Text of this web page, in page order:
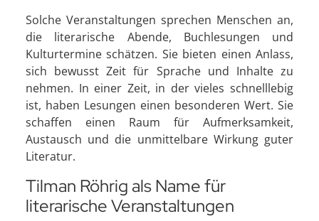
Solche Veranstaltungen sprechen Menschen an,
die literarische Abende, Buchlesungen und
Kulturtermine schätzen. Sie bieten einen Anlass,
sich bewusst Zeit für Sprache und Inhalte zu
nehmen. In einer Zeit, in der vieles schnelllebig
ist, haben Lesungen einen besonderen Wert. Sie
schaffen einen Raum für Aufmerksamkeit,
Austausch und die unmittelbare Wirkung guter
Literatur.
Tilman Röhrig als Name für
literarische Veranstaltungen